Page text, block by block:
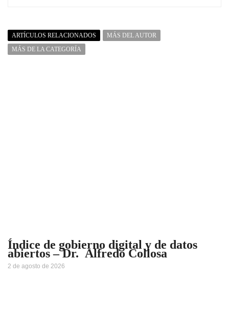
ARTÍCULOS RELACIONADOS
MÁS DEL AUTOR
MÁS DE LA CATEGORÍA
Índice de gobierno digital y de datos
abiertos – Dr. Alfredo Collosa
2 de agosto de 2026